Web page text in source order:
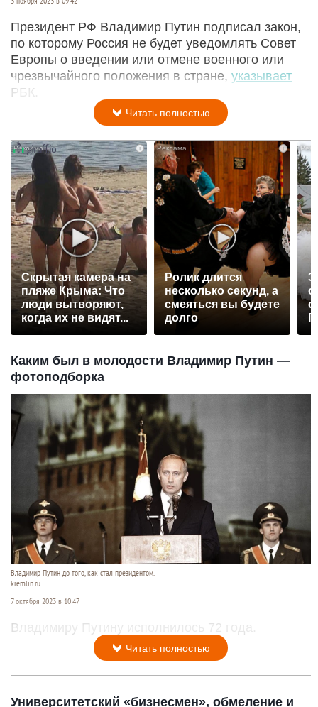
Президент РФ Владимир Путин подписал закон,
по которому Россия не будет уведомлять Совет
Европы о введении или отмене военного или
чрезвычайного положения в стране, указывает
РБК.
Читать полностью
i
Скрытая камера на
пляже Крыма: Что
люди вытворяют,
когда их не видят...
Ролик длится
несколько секунд, а
смеяться вы будете
долго
Каким был в молодости Владимир Путин —
фотоподборка
Владимир Путин до того, как стал президентом.
kremlin.ru
7 октября 2023 в 10:47
Владимиру Путину исполнилось 72 года.
Читать полностью
Университетский «бизнесмен», обмеление и